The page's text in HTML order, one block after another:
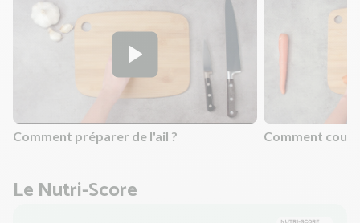
Comment préparer de l'ail ? Comment
Le Nutri-Score